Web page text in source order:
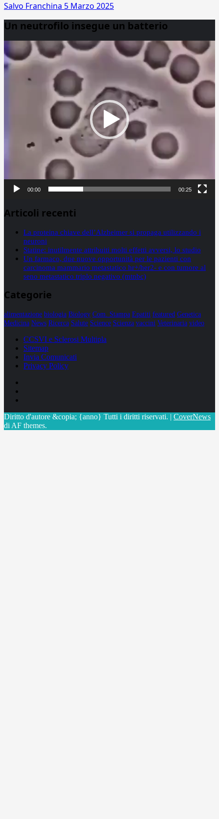
Salvo Franchina 5 Marzo 2025
Un neutrofilo insegue un batterio
Player
00:00 00:25
Articoli recenti
La proteina chiave dell’Alzheimer si propaga utilizzando i
neuroni
Statine: inutilmente attribuiti molti effetti avversi, lo studio
Un farmaco, due nuove opportunità per le pazienti con
carcinoma mammario metastatico hr+/her2- e con tumore al
seno metastatico triplo negativo (mtnbc)
Categorie
alimentazione biologia Biology Com. Stampa Epatiti featured Genetica
Medicina News Ricerca Salute Science Scienza vaccini Veterinaria video
CCSVI e Sclerosi Multipla
Sitemap
Invia Comunicati
Privacy Policy
Diritto d'autore &copia; {anno} Tutti i diritti riservati. | CoverNews
di AF themes.